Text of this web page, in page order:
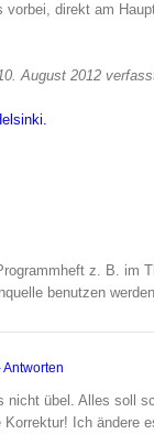
direkt am
August 2012
z. B.
benutzen
Antworten
nicht übel. Alles soll
Ich ändere